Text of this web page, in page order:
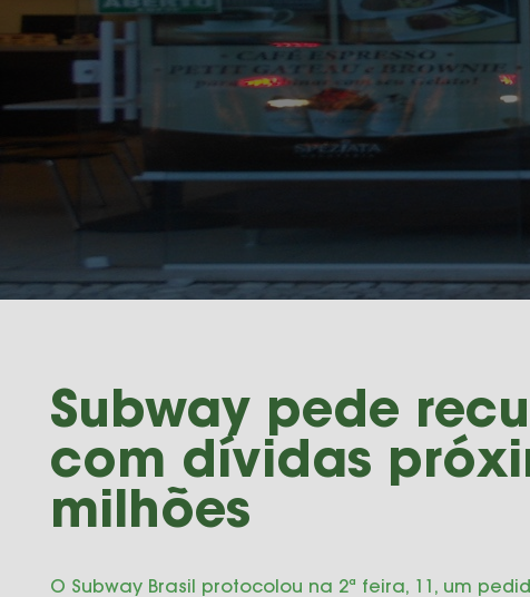
Subway pede
com dívidas
milhões
O Subway Brasil protocolou na 2ª feira, 11, um